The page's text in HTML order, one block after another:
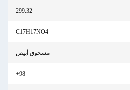
299.32
C17H17NO4
مسحوق أبيض
98+